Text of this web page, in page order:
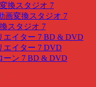
換スタジオ 7
画変換スタジオ 7
スタジオ 7
エイター 7 BD & DVD
エイター 7 DVD
ーン 7 BD & DVD